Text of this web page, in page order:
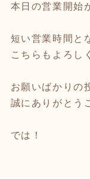
本日の営業開始
短い営業時間と
こちらもよろし
お願いばかりの
誠にありがとう
では！